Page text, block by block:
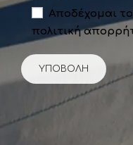
Αποδέχομαι
πολιτική